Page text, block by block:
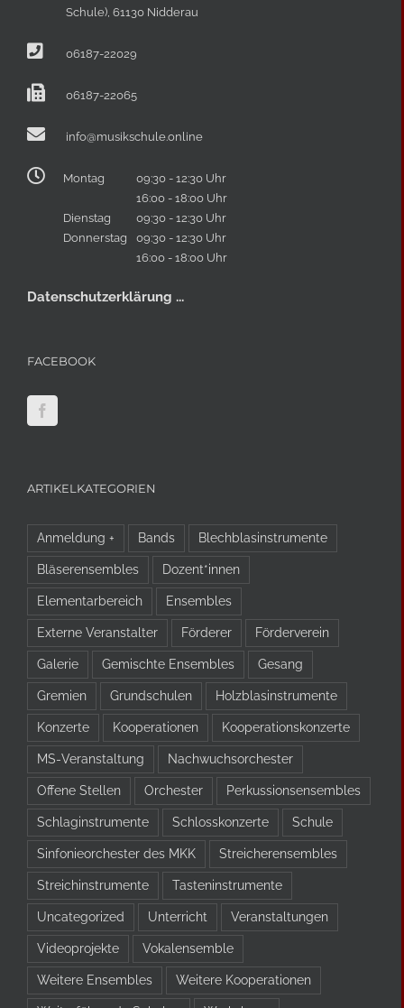
Schule), 61130 Nidderau
06187-22029
06187-22065
info@musikschule.online
Montag
09:30 - 12:30 Uhr
16:00 - 18:00 Uhr
Dienstag
09:30 - 12:30 Uhr
Donnerstag
09:30 - 12:30 Uhr
16:00 - 18:00 Uhr
Datenschutzerklärung ...
FACEBOOK
ARTIKELKATEGORIEN
Anmeldung + Bands Blechblasinstrumente
Bläserensembles Dozent*innen
Elementarbereich Ensembles
Externe Veranstalter Förderer Förderverein
Galerie Gemischte Ensembles Gesang
Gremien Grundschulen Holzblasinstrumente
Konzerte Kooperationen Kooperationskonzerte
MS-Veranstaltung Nachwuchsorchester
Offene Stellen Orchester Perkussionsensembles
Schlaginstrumente Schlosskonzerte Schule
Sinfonieorchester des MKK Streicherensembles
Streichinstrumente Tasteninstrumente
Uncategorized Unterricht Veranstaltungen
Videoprojekte Vokalensemble
Weitere Ensembles Weitere Kooperationen